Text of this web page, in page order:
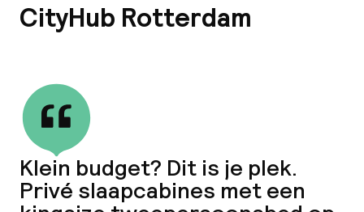
CityHub Rotterdam
Klein budget? Dit is je plek.
Privé slaapcabines met een